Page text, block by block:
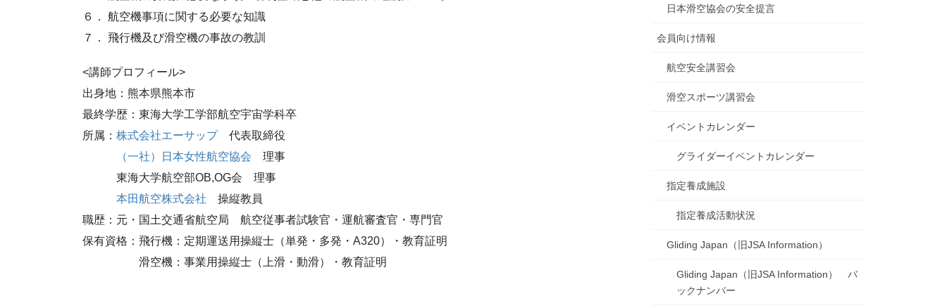
６． 航空機事項に関する必要な知識
７． 飛行機及び滑空機の事故の教訓
<講師プロフィール>
出身地：熊本県熊本市
最終学歴：東海大学工学部航空宇宙学科卒
所属： 株式会社エーサップ代表取締役
（一社）日本女性航空協会 理事
東海大学航空部OB,OG会 理事
本田航空株式会社 操縦教員
職歴：元・国土交通省航空局 航空従事者試験官・運航審査官・専門官
保有資格：飛行機：定期運送用操縦士（単発・多発・A320）・教育証明
滑空機：事業用操縦士（上滑・動滑）・教育証明
日本滑空協会の安全提言
会員向け情報
航空安全講習会
滑空スポーツ講習会
イベントカレンダー
グライダーイベントカレンダー
指定養成施設
指定養成活動状況
Gliding Japan（旧JSA Information）
Gliding Japan（旧JSA Information） バ
ックナンバー